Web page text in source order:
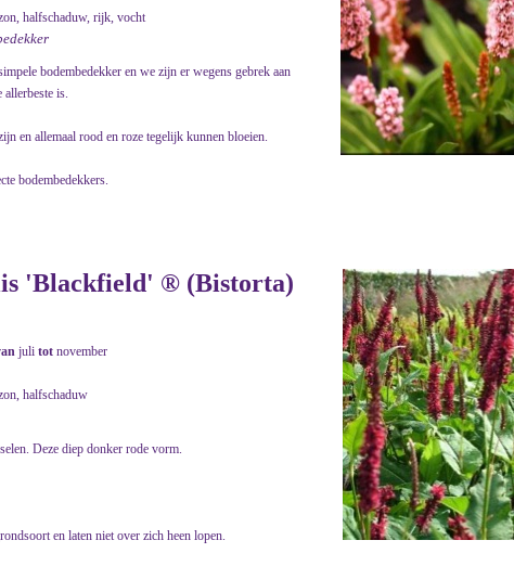
halfschaduw, rijk, vocht
bodembedekker en we zijn er wegens gebrek aan
is.
en allemaal rood en roze tegelijk kunnen bloeien.
bodembedekkers.
'Blackfield' ® (Bistorta)
juli tot november
halfschaduw
Deze diep donker rode vorm.
en laten niet over zich heen lopen.